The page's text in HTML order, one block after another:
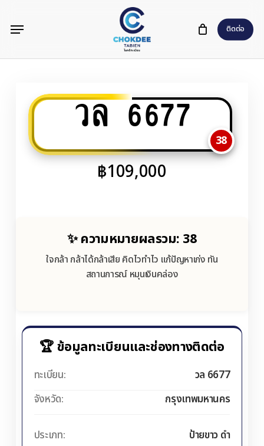
content
ติดต่อ
Menu
วล 6677
38
฿109,000
✨ ความหมายผลรวม: 38
ใจกล้า กล้าได้กล้าเสีย คิดไวทำไว แก้ปัญหาเก่ง ทัน
สถานการณ์ หมุนเงินคล่อง
🏆 ข้อมูลทะเบียนและช่องทางติดต่อ
ทะเบียน:
วล 6677
จังหวัด:
กรุงเทพมหานคร
ประเภท:
ป้ายขาว ดำ